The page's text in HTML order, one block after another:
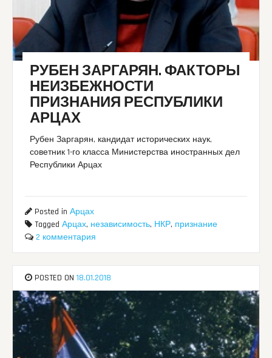
РУБЕН ЗАРГАРЯН. ФАКТОРЫ
НЕИЗБЕЖНОСТИ
ПРИЗНАНИЯ РЕСПУБЛИКИ
АРЦАХ
Рубен Заргарян, кандидат исторических наук,
советник 1-го класса Министерства иностранных дел
Республики Арцах
Posted inАрцах
TaggedАрцах, независимость, НКР, признание
2 комментария
POSTED ON18.01.2018